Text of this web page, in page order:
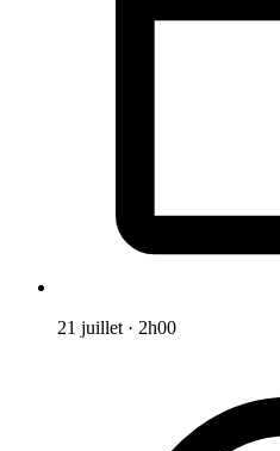
21 juillet · 2h00